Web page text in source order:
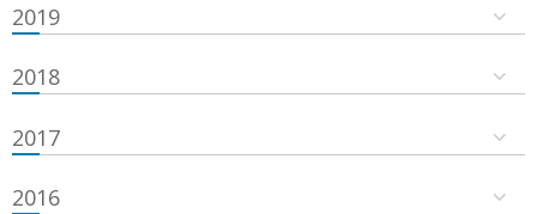
2019
2018
2017
2016